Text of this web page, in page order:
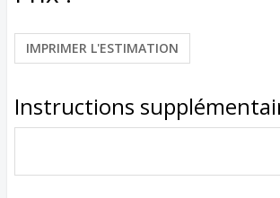
IMPRIMER L'ESTIMATION
Instructions